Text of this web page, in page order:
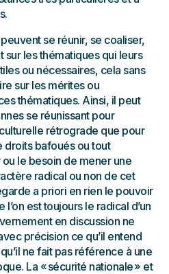
se réunir, se coaliser,
sur les thématiques qui leurs
ou nécessaires, cela sans
sur les mérites ou
thématiques. Ainsi, il peut
se réunissant pour
rétrograde que pour
bafoués ou tout
le besoin de mener une
radical ou non de cet
a priori en rien le pouvoir
l’on est toujours le radical d’un
en discussion ne
précision ce qu’il entend
ne fait pas référence à une
La « sécurité nationale » et